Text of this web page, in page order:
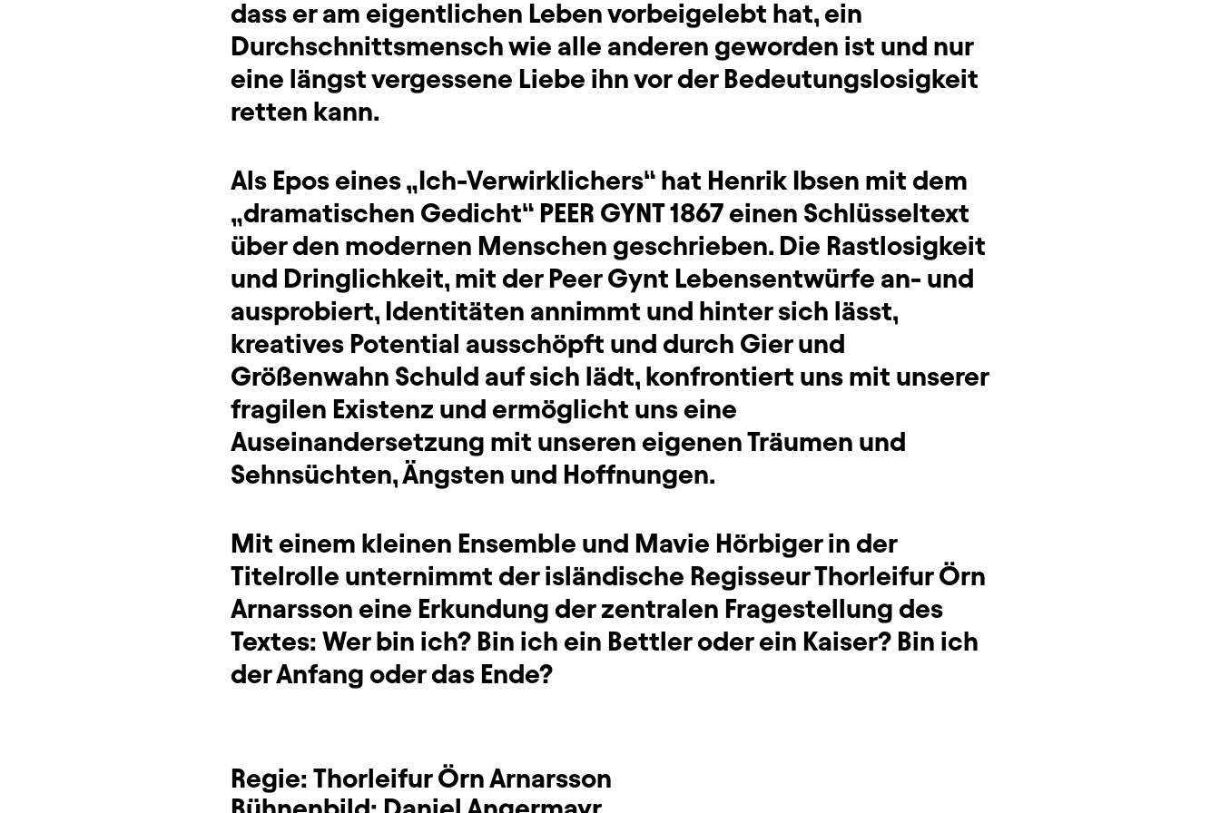
dass er am eigentlichen Leben vorbeigelebt hat, ein
Durchschnittsmensch wie alle anderen geworden ist und nur
eine längst vergessene Liebe ihn vor der Bedeutungslosigkeit
retten kann.
Als Epos eines „Ich-Verwirklichers“ hat Henrik Ibsen mit dem
„dramatischen Gedicht“ PEER GYNT 1867 einen Schlüsseltext
über den modernen Menschen geschrieben. Die Rastlosigkeit
und Dringlichkeit, mit der Peer Gynt Lebensentwürfe an- und
ausprobiert, Identitäten annimmt und hinter sich lässt,
kreatives Potential ausschöpft und durch Gier und
Größenwahn Schuld auf sich lädt, konfrontiert uns mit unserer
fragilen Existenz und ermöglicht uns eine
Auseinandersetzung mit unseren eigenen Träumen und
Sehnsüchten, Ängsten und Hoffnungen.
Mit einem kleinen Ensemble und Mavie Hörbiger in der
Titelrolle unternimmt der isländische Regisseur Thorleifur Örn
Arnarsson eine Erkundung der zentralen Fragestellung des
Textes: Wer bin ich? Bin ich ein Bettler oder ein Kaiser? Bin ich
der Anfang oder das Ende?
Regie: Thorleifur Örn Arnarsson